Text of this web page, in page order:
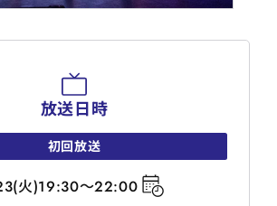
放送日時
初回放送
火)19:30～22:00